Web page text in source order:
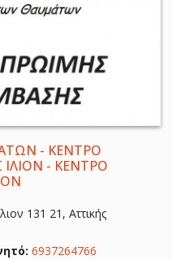
- ΚΕΝΤΡΟ
- ΚΕΝΤΡΟ
131 21, Αττικής
6937264766